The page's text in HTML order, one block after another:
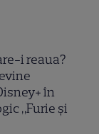
i reaua?
în
„Furie și